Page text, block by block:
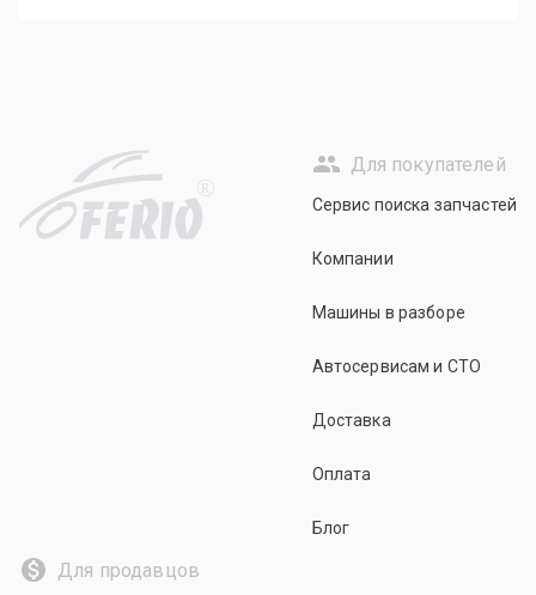
R
Для покупателей
Сервис поиска запчастей
Компании
Машины в разборе
Автосервисам и СТО
Доставка
Оплата
Блог
Для продавцов